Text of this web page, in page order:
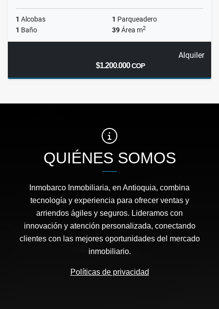
1 Alcobas 1 Parqueadero
1 Baño 39Área m2
Alquiler
$1.200.000COP
QUIÉNES SOMOS
Inmobarco Inmobiliaria, en Antioquia, combina
tecnología y experiencia para ofrecer ventas y
arriendos ágiles y seguros. Lideramos con
innovación y atención personalizada, conectando
clientes con las mejores oportunidades del mercado
inmobiliario.
Políticas de privacidad